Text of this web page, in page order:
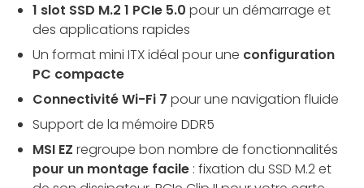
1 slot SSD M.2 1 PCIe 5.0 pour un démarrage et
des applications rapides
Un format mini ITX idéal pour une configuration
PC compacte
Connectivité Wi-Fi 7 pour une navigation fluide
Support de la mémoire DDR5
MSI EZ regroupe bon nombre de fonctionnalités
pour un montage facile : fixation du SSD M.2 et